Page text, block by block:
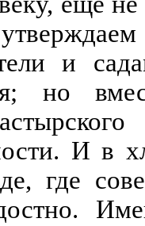
и
но
И в
где